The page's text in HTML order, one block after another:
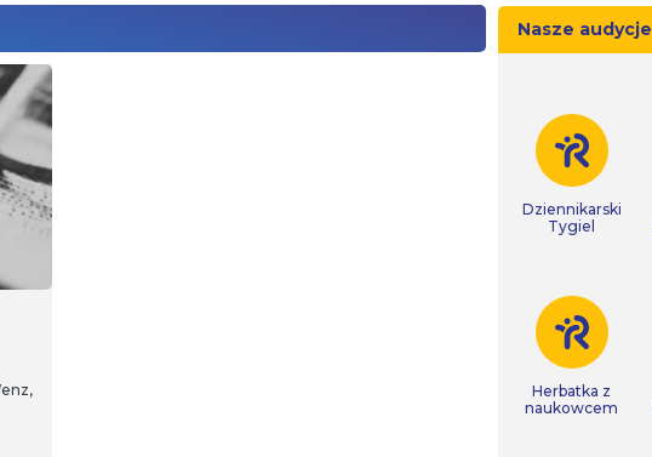
Nasze audycje
Dziennikarski
Tygiel
Herbatka z
naukowcem